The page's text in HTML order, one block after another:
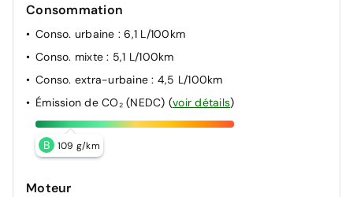
Consommation
Conso. urbaine : 6,1 L/100km
Conso. mixte: 5,1 L/100km
Conso. extra-urbaine: 4,5 L/100km
Émission de CO₂ (NEDC) (voir détails)
B 109 g/km
Moteur